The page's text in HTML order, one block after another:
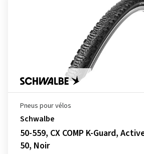
Pneus pour vélos
Schwalbe
50-559, CX COMP K-Guard,
50, Noir